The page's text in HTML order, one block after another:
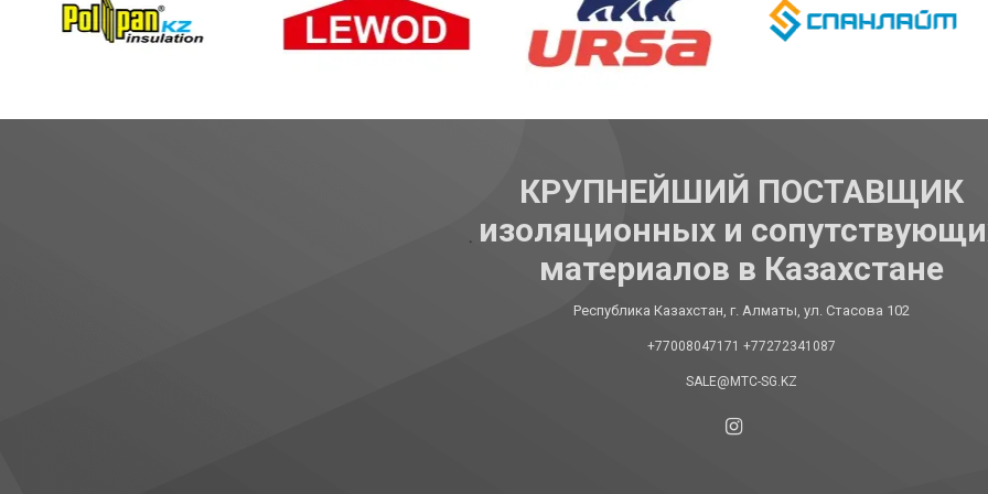
КРУПНЕЙШИЙ ПОСТАВЩИК
изоляционных и
материалов в Казахстане
Республика Казахстан, г. Алматы, ул. Стасова 102
+77008047171 +77272341087
SALE@MTC-SG.KZ